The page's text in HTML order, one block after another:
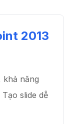
2013
khả năng
slide dễ